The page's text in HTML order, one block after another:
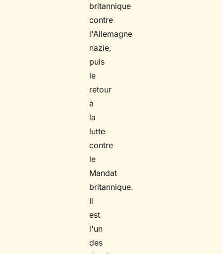
britannique
contre
l'Allemagne
nazie,
puis
le
retour
à
la
lutte
contre
le
Mandat
britannique.
Il
est
l'un
des